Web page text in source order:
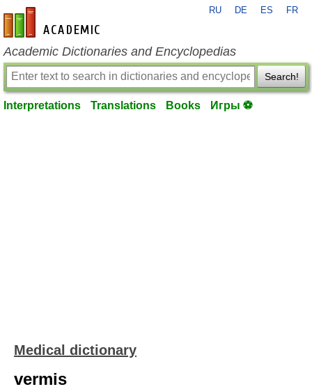
en-academic.com
RU DE ES FR
Academic Dictionaries and Encyclopedias
Search!
Interpretations Translations Books Игры ⚽
Medical dictionary
vermis